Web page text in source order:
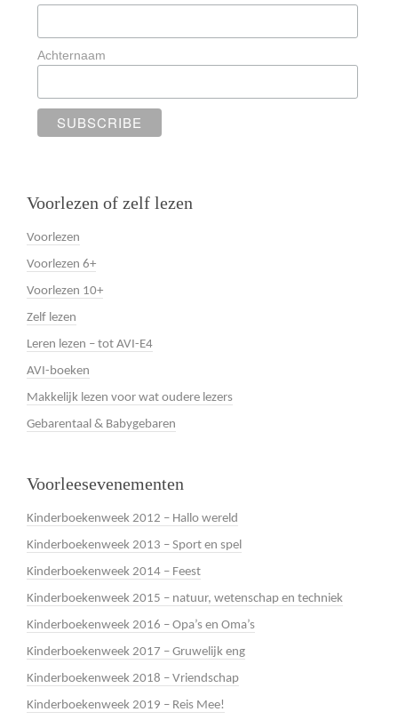
Achternaam
Voorlezen of zelf lezen
Voorlezen
Voorlezen 6+
Voorlezen 10+
Zelf lezen
Leren lezen – tot AVI-E4
AVI-boeken
Makkelijk lezen voor wat oudere lezers
Gebarentaal & Babygebaren
Voorleesevenementen
Kinderboekenweek 2012 – Hallo wereld
Kinderboekenweek 2013 – Sport en spel
Kinderboekenweek 2014 – Feest
Kinderboekenweek 2015 – natuur, wetenschap en techniek
Kinderboekenweek 2016 – Opa’s en Oma’s
Kinderboekenweek 2017 – Gruwelijk eng
Kinderboekenweek 2018 – Vriendschap
Kinderboekenweek 2019 – Reis Mee!